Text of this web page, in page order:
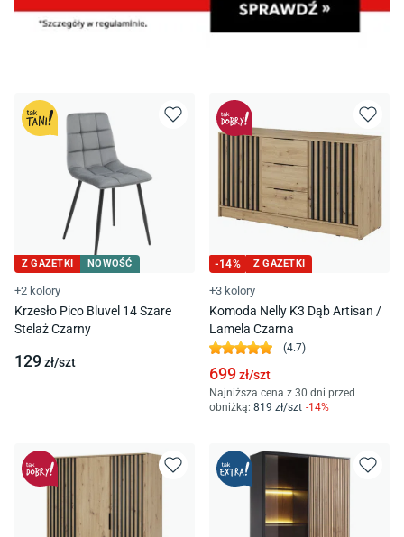
Z GAZETKI NOWOŚĆ
+2 kolory
Krzesło Pico Bluvel 14 Szare
Stelaż Czarny
129zł/szt
-14% Z GAZETKI
+3 kolory
Komoda Nelly K3 Dąb Artisan /
Lamela Czarna
(4.7)
699zł/szt
Najniższa cena z 30 dni przed
obniżką: 819 zł/szt -14%